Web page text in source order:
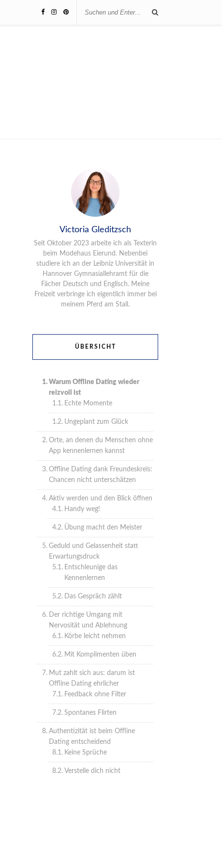
Victoria Gleditzsch
Seit Oktober 2023 arbeite ich als Texterin
beim Modehaus Eierund. Nebenbei
studiere ich an der Leibniz Universität in
Hannover Gymnasiallehramt für die
Fächer Deutsch und Englisch. Meine
Freizeit verbringe ich eigentlich immer bei
meinem Pferd am Stall.
ÜBERSICHT
Warum Offline Dating wieder
reizvoll ist
Echte Momente
Ungeplant zum Glück
Orte, an denen du Menschen ohne
App kennenlernen kannst
Offline Dating dank Freundeskreis:
Chancen nicht unterschätzen
Aktiv werden und den Blick öffnen
Handy weg!
Übung macht den Meister
Geduld und Gelassenheit statt
Erwartungsdruck
Entschleunige das
Kennenlernen
Das Gespräch zählt
Der richtige Umgang mit
Nervosität und Ablehnung
Körbe leicht nehmen
Mit Komplimenten üben
Mut zahlt sich aus: darum ist
Offline Dating ehrlicher
Feedback ohne Filter
Spontanes Flirten
Authentizität ist beim Offline
Dating entscheidend
Keine Sprüche
Verstelle dich nicht